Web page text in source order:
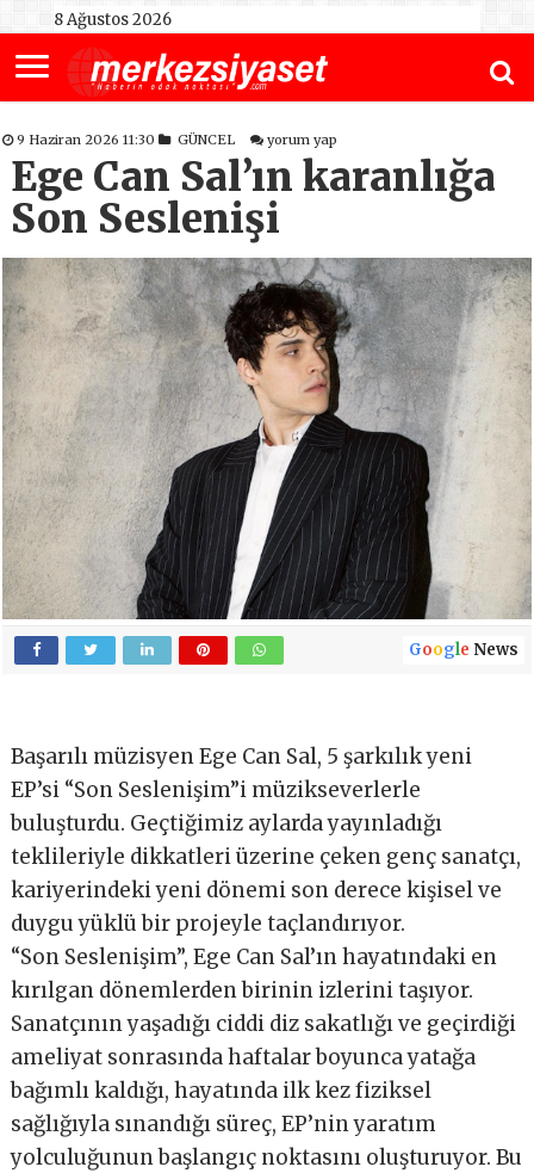
8 Ağustos 2026
9 Haziran 2026 11:30 GÜNCEL yorum yap
Ege Can Sal’ın karanlığa
Son Seslenişi
Google News
Başarılı müzisyen Ege Can Sal, 5 şarkılık yeni
EP’si “Son Seslenişim”i müzikseverlerle
buluşturdu. Geçtiğimiz aylarda yayınladığı
teklileriyle dikkatleri üzerine çeken genç sanatçı,
kariyerindeki yeni dönemi son derece kişisel ve
duygu yüklü bir projeyle taçlandırıyor.
“Son Seslenişim”, Ege Can Sal’ın hayatındaki en
kırılgan dönemlerden birinin izlerini taşıyor.
Sanatçının yaşadığı ciddi diz sakatlığı ve geçirdiği
ameliyat sonrasında haftalar boyunca yatağa
bağımlı kaldığı, hayatında ilk kez fiziksel
sağlığıyla sınandığı süreç, EP’nin yaratım
yolculuğunun başlangıç noktasını oluşturuyor. Bu